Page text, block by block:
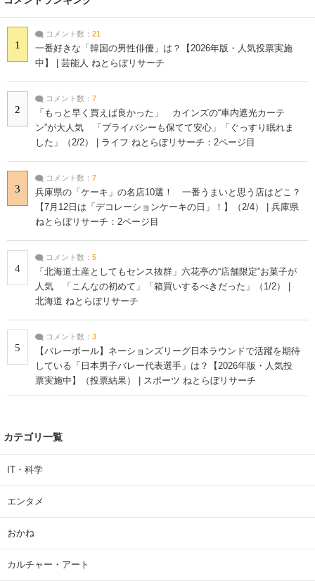
1
コメント数： 21
一番好きな「韓国の男性俳優」は？【2026年版・人気投票実施
中】 | 芸能人 ねとらぼリサーチ
2
コメント数： 7
「もっと早く買えば良かった」 カインズの“車内遮光カーテ
ン”が大人気 「プライバシーも保てて安心」「ぐっすり眠れま
した」（2/2） | ライフ ねとらぼリサーチ：2ページ目
3
コメント数： 7
兵庫県の「ケーキ」の名店10選！ 一番うまいと思う店はどこ？
【7月12日は「デコレーションケーキの日」！】（2/4） | 兵庫県
ねとらぼリサーチ：2ページ目
4
コメント数： 5
「北海道土産としてもセンス抜群」六花亭の“店舗限定”お菓子が
人気 「こんなの初めて」「箱買いするべきだった」（1/2） |
北海道 ねとらぼリサーチ
5
コメント数： 3
【バレーボール】ネーションズリーグ日本ラウンドで活躍を期待
している「日本男子バレー代表選手」は？【2026年版・人気投
票実施中】（投票結果） | スポーツ ねとらぼリサーチ
カテゴリ一覧
IT・科学
エンタメ
おかね
カルチャー・アート